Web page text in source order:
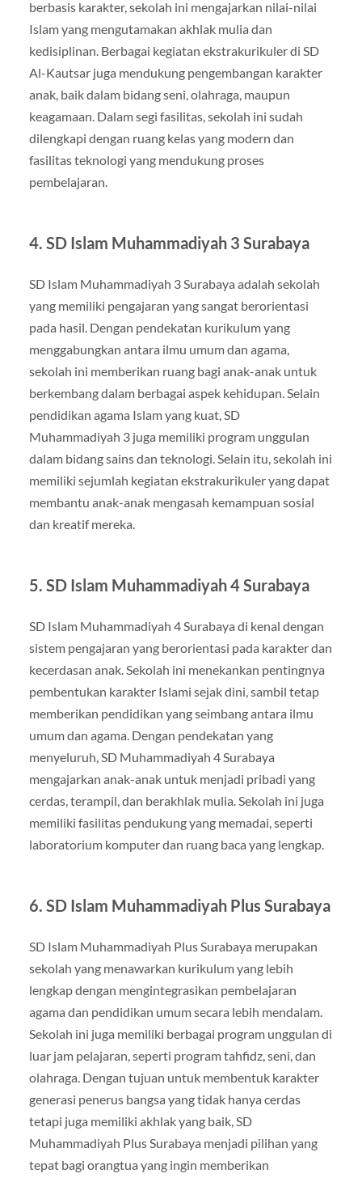
berbasis karakter, sekolah ini mengajarkan nilai-nilai
Islam yang mengutamakan akhlak mulia dan
kedisiplinan. Berbagai kegiatan ekstrakurikuler di SD
Al-Kautsar juga mendukung pengembangan karakter
anak, baik dalam bidang seni, olahraga, maupun
keagamaan. Dalam segi fasilitas, sekolah ini sudah
dilengkapi dengan ruang kelas yang modern dan
fasilitas teknologi yang mendukung proses
pembelajaran.
4. SD Islam Muhammadiyah 3 Surabaya
SD Islam Muhammadiyah 3 Surabaya adalah sekolah
yang memiliki pengajaran yang sangat berorientasi
pada hasil. Dengan pendekatan kurikulum yang
menggabungkan antara ilmu umum dan agama,
sekolah ini memberikan ruang bagi anak-anak untuk
berkembang dalam berbagai aspek kehidupan. Selain
pendidikan agama Islam yang kuat, SD
Muhammadiyah 3 juga memiliki program unggulan
dalam bidang sains dan teknologi. Selain itu, sekolah ini
memiliki sejumlah kegiatan ekstrakurikuler yang dapat
membantu anak-anak mengasah kemampuan sosial
dan kreatif mereka.
5. SD Islam Muhammadiyah 4 Surabaya
SD Islam Muhammadiyah 4 Surabaya di kenal dengan
sistem pengajaran yang berorientasi pada karakter dan
kecerdasan anak. Sekolah ini menekankan pentingnya
pembentukan karakter Islami sejak dini, sambil tetap
memberikan pendidikan yang seimbang antara ilmu
umum dan agama. Dengan pendekatan yang
menyeluruh, SD Muhammadiyah 4 Surabaya
mengajarkan anak-anak untuk menjadi pribadi yang
cerdas, terampil, dan berakhlak mulia. Sekolah ini juga
memiliki fasilitas pendukung yang memadai, seperti
laboratorium komputer dan ruang baca yang lengkap.
6. SD Islam Muhammadiyah Plus Surabaya
SD Islam Muhammadiyah Plus Surabaya merupakan
sekolah yang menawarkan kurikulum yang lebih
lengkap dengan mengintegrasikan pembelajaran
agama dan pendidikan umum secara lebih mendalam.
Sekolah ini juga memiliki berbagai program unggulan di
luar jam pelajaran, seperti program tahfidz, seni, dan
olahraga. Dengan tujuan untuk membentuk karakter
generasi penerus bangsa yang tidak hanya cerdas
tetapi juga memiliki akhlak yang baik, SD
Muhammadiyah Plus Surabaya menjadi pilihan yang
tepat bagi orangtua yang ingin memberikan